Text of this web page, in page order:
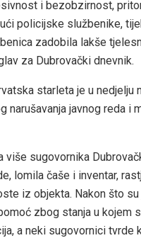
i bezobzirnost,
policijske službenike,
zadobila lakše
za Dubrovački dnevnik.
starleta je u nedjelju
narušavanja javnog reda i
više sugovornika
lomila čaše i inventar,
iz objekta. Nakon što
zbog stanja u kojem
a neki sugovornici tvrde